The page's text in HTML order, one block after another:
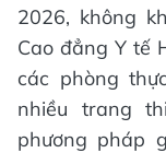
2026, không
Cao đẳng Y tế
các phòng
nhiều trang
phương pháp